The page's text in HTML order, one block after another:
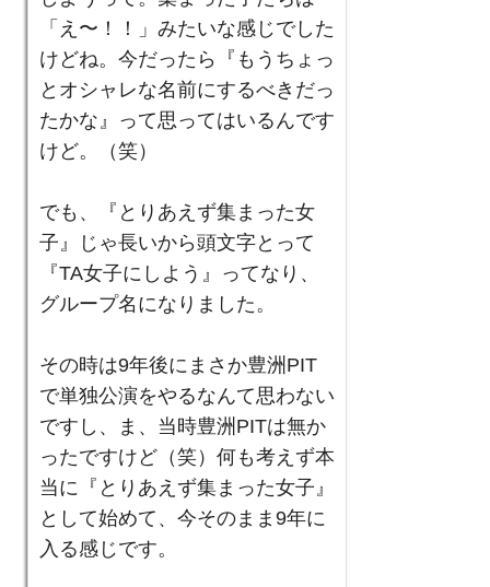
「え〜！！」みたいな感じでした
けどね。今だったら『もうちょっ
とオシャレな名前にするべきだっ
たかな』って思ってはいるんです
けど。（笑）
でも、『とりあえず集まった女
子』じゃ長いから頭文字とって
『TA女子にしよう』ってなり、
グループ名になりました。
その時は9年後にまさか豊洲PIT
で単独公演をやるなんて思わない
ですし、ま、当時豊洲PITは無か
ったですけど（笑）何も考えず本
当に『とりあえず集まった女子』
として始めて、今そのまま9年に
入る感じです。